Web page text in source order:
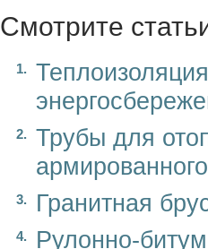
Смотрите
Трубы для
армированного
Гранитная
Рулонно-